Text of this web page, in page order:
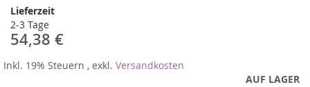
Lieferzeit
2-3 Tage
54,38 €
Inkl. 19% Steuern , exkl. Versandkosten
AUF LAGER
springen